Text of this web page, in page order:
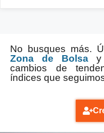
No busques más.
Zona de Bolsa y
cambios de
índices que